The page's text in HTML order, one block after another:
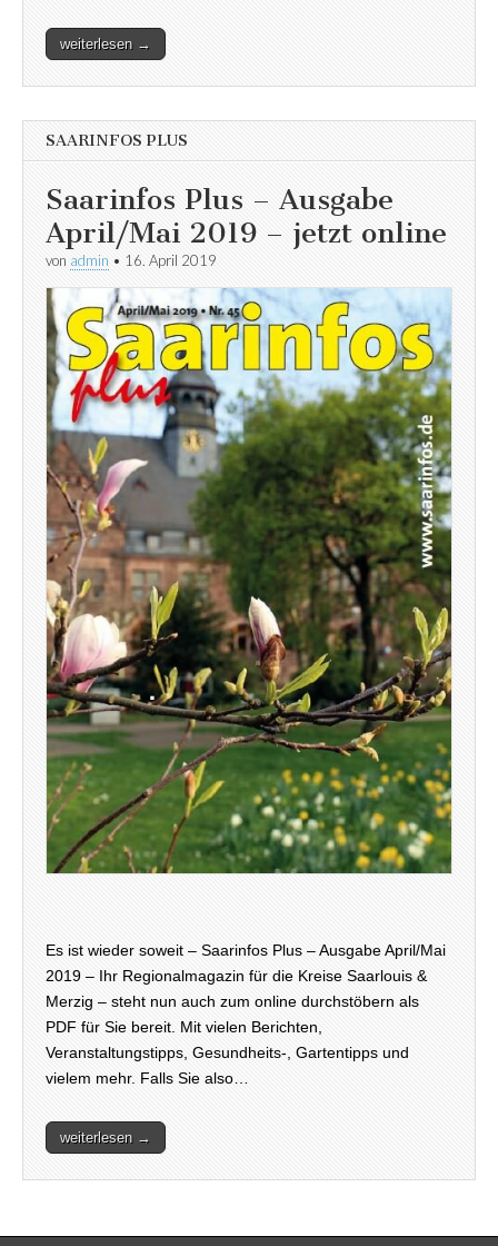
weiterlesen →
SAARINFOS PLUS
Saarinfos Plus – Ausgabe
April/Mai 2019 – jetzt online
von admin • 16. April 2019
Es ist wieder soweit – Saarinfos Plus – Ausgabe April/Mai
2019 – Ihr Regionalmagazin für die Kreise Saarlouis &
Merzig – steht nun auch zum online durchstöbern als
PDF für Sie bereit. Mit vielen Berichten,
Veranstaltungstipps, Gesundheits-, Gartentipps und
vielem mehr. Falls Sie also…
weiterlesen →